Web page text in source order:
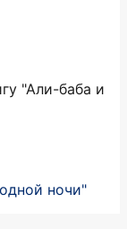
"Али-баба и
ночи"